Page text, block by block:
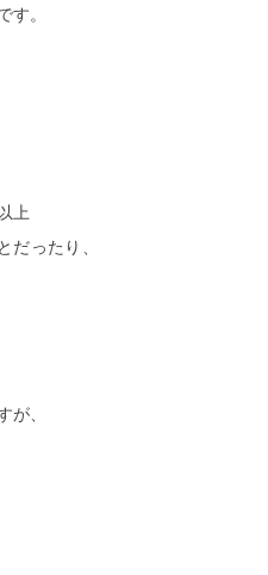
す。
上
だったり、
が、